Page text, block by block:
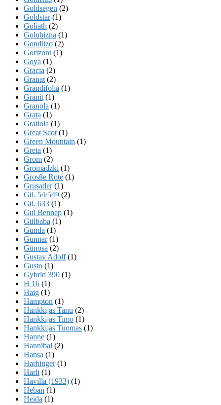
Goldsegen (2)
Goldstar(1)
Goliath (2)
Golubizna (1)
Gondüzo (2)
Gorizont (1)
Goya (1)
Gracia (2)
Granat (2)
Grandifolia (1)
Granit (1)
Granola (1)
Grata (1)
Gratiola (1)
Great Scot (1)
Green Mountain (1)
Greta (1)
Grom (2)
Gromadzki (1)
Grosße Rote (1)
Grusader(1)
Gü. 54/549 (2)
Gü. 633 (1)
Gul Bennep (1)
Gülbaba (1)
Gunda (1)
Gunnar(1)
Günosa (2)
Gustav Adolf(1)
Gusto (1)
Gybrid 390 (1)
H 16 (1)
Haig (1)
Hampton (1)
Hankkijas Tanu (2)
Hankkijas Timo (1)
Hankkijas Tuomas (1)
Hanne (1)
Hannibal (2)
Hansa (1)
Harbinger(1)
Harli (1)
Havilla (1933) (1)
Heban (1)
Heida (1)